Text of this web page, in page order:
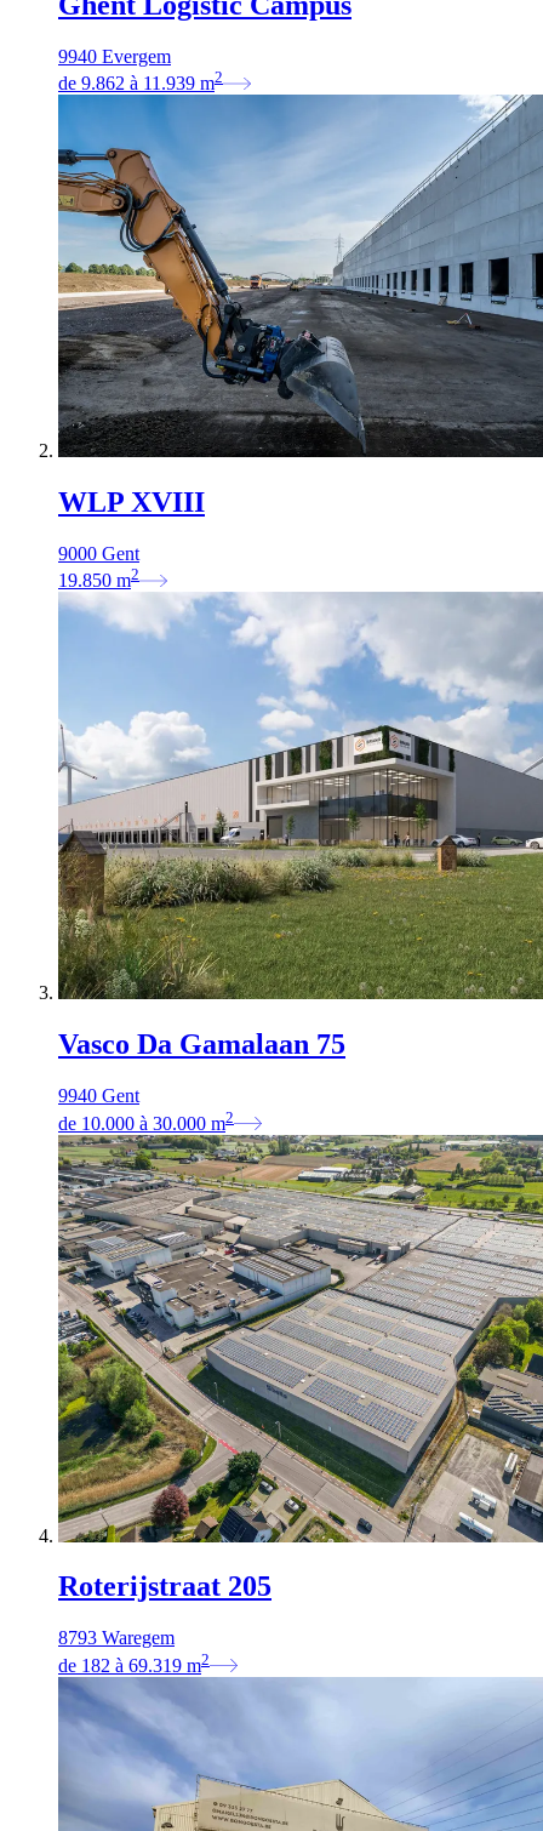
9940 Evergem
de 9.862 à 11.939 m2
WLP XVIII
9000 Gent
19.850 m2
Vasco Da Gamalaan 75
9940 Gent
de 10.000 à 30.000 m2
Roterijstraat 205
8793 Waregem
de 182 à 69.319 m2